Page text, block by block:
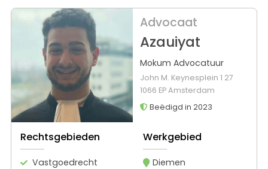
Advocaat
Azauiyat
Mokum Advocatuur
John M. Keynesplein 1 27
1066 EP Amsterdam
Beëdigd in 2023
Rechtsgebieden
Vastgoedrecht
Werkgebied
Diemen